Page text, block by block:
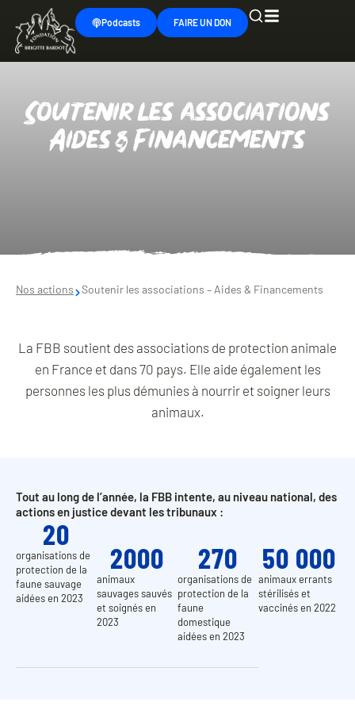
Podcasts FAIRE UN DON
Soutenir les associations
Aides & Financements
Nos actions Soutenir les associations – Aides & Financements
La FBB soutient des associations de protection animale
en France et dans 70 pays. Elle aide également les
personnes les plus démunies à nourrir et soigner leurs
animaux.
Tout au long de l’année, la FBB intente, au niveau national, des
actions en justice devant les tribunaux :
organisations de
protection de la
faune sauvage
aidées en 2023
20
animaux
sauvages sauvés
et soignés en
2023
2000
organisations de
protection de la
faune
domestique
aidées en 2023
270
animaux errants
stérilisés et
vaccinés en 2022
50 000